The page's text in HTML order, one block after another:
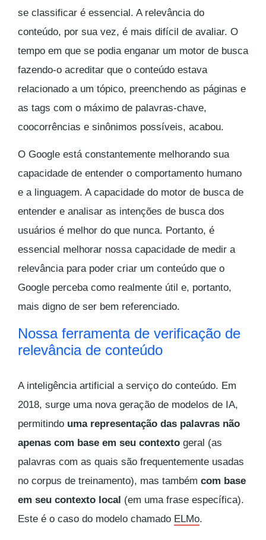
se classificar é essencial. A relevância do
conteúdo, por sua vez, é mais difícil de avaliar. O
tempo em que se podia enganar um motor de busca
fazendo-o acreditar que o conteúdo estava
relacionado a um tópico, preenchendo as páginas e
as tags com o máximo de palavras-chave,
coocorrências e sinônimos possíveis, acabou.
O Google está constantemente melhorando sua
capacidade de entender o comportamento humano
e a linguagem. A capacidade do motor de busca de
entender e analisar as intenções de busca dos
usuários é melhor do que nunca. Portanto, é
essencial melhorar nossa capacidade de medir a
relevância para poder criar um conteúdo que o
Google perceba como realmente útil e, portanto,
mais digno de ser bem referenciado.
Nossa ferramenta de verificação de
relevância de conteúdo
A inteligência artificial a serviço do conteúdo. Em
2018, surge uma nova geração de modelos de IA,
permitindo uma representação das palavras não
apenas com base em seu contexto geral (as
palavras com as quais são frequentemente usadas
no corpus de treinamento), mas também com base
em seu contexto local (em uma frase específica).
Este é o caso do modelo chamado ELMo.